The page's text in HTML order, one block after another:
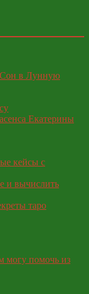
в Лунную
Екатерины
кейсы с
и вычислить
таро
могу помочь из